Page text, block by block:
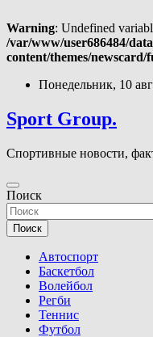
Warning: Undefined
/var/www/user686484/
content/themes/newscard/
Перейти
содержимому
Понедельник, 10
Sport Group.
Спортивные новости,
Поиск
Поиск
Автоспорт
Баскетбол
Волейбол
Регби
Теннис
Футбол